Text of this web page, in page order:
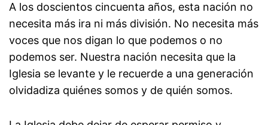
A los doscientos cincuenta años, esta nación no
necesita más ira ni más división. No necesita más
voces que nos digan lo que podemos o no
podemos ser. Nuestra nación necesita que la
Iglesia se levante y le recuerde a una generación
olvidadiza quiénes somos y de quién somos.